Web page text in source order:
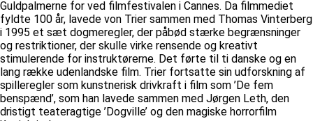
Guldpalmerne for ved filmfestivalen i Cannes. Da filmmediet
fyldte 100 år, lavede von Trier sammen med Thomas Vinterberg
i 1995 et sæt dogmeregler, der påbød stærke begrænsninger
og restriktioner, der skulle virke rensende og kreativt
stimulerende for instruktørerne. Det førte til ti danske og en
lang række udenlandske film. Trier fortsatte sin udforskning af
spilleregler som kunstnerisk drivkraft i film som ’De fem
benspænd’, som han lavede sammen med Jørgen Leth, den
dristigt teateragtige ’Dogville’ og den magiske horrorfilm